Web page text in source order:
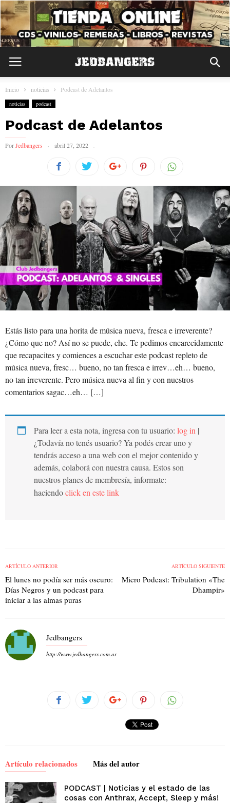
Inicio noticias Podcast de Adelantos
noticias podcast
Podcast de Adelantos
PorJedbangers abril 27, 2022
Estás listo para una horita de música nueva, fresca e irreverente?
¿Cómo que no? Así no se puede, che. Te pedimos encarecidamente
que recapacites y comiences a escuchar este podcast repleto de
música nueva, fresc… bueno, no tan fresca e irrev…eh… bueno,
no tan irreverente. Pero música nueva al fin y con nuestros
comentarios sagac…eh… […]
Para leer a esta nota, ingresa con tu usuario: log in |
¿Todavía no tenés usuario? Ya podés crear uno y
tendrás acceso a una web con el mejor contenido y
además, colaborá con nuestra causa. Estos son
nuestros planes de membresía, informate:
haciendoclick en este link
ARTÍCULO ANTERIOR
El lunes no podía ser más oscuro:
Días Negros y un podcast para
iniciar a las almas puras
ARTÍCULO SIGUIENTE
Micro Podcast: Tribulation «The
Dhampir»
Jedbangers
http://www.jedbangers.com.ar
Artículo relacionados Más del autor
PODCAST | Noticias y el estado de las
cosas con Anthrax, Accept, Sleep y más!